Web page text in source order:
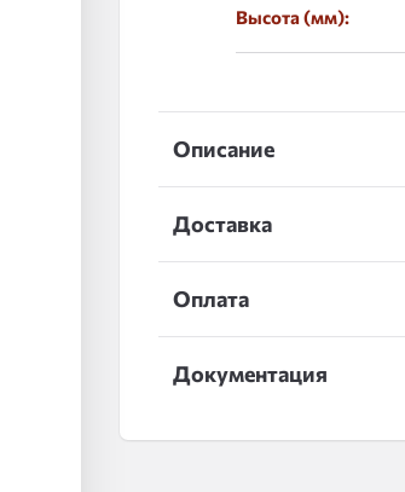
Высота (мм):
Описание
Доставка
Оплата
Документация